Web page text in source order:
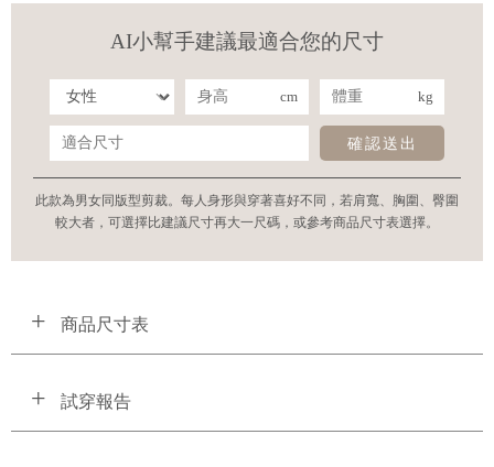
AI小幫手建議最適合您的尺寸
cm kg
確認送出
此款為男女同版型剪裁。每人身形與穿著喜好不同，若肩寬、胸圍、臀圍
較大者，可選擇比建議尺寸再大一尺碼，或參考商品尺寸表選擇。
商品尺寸表
試穿報告